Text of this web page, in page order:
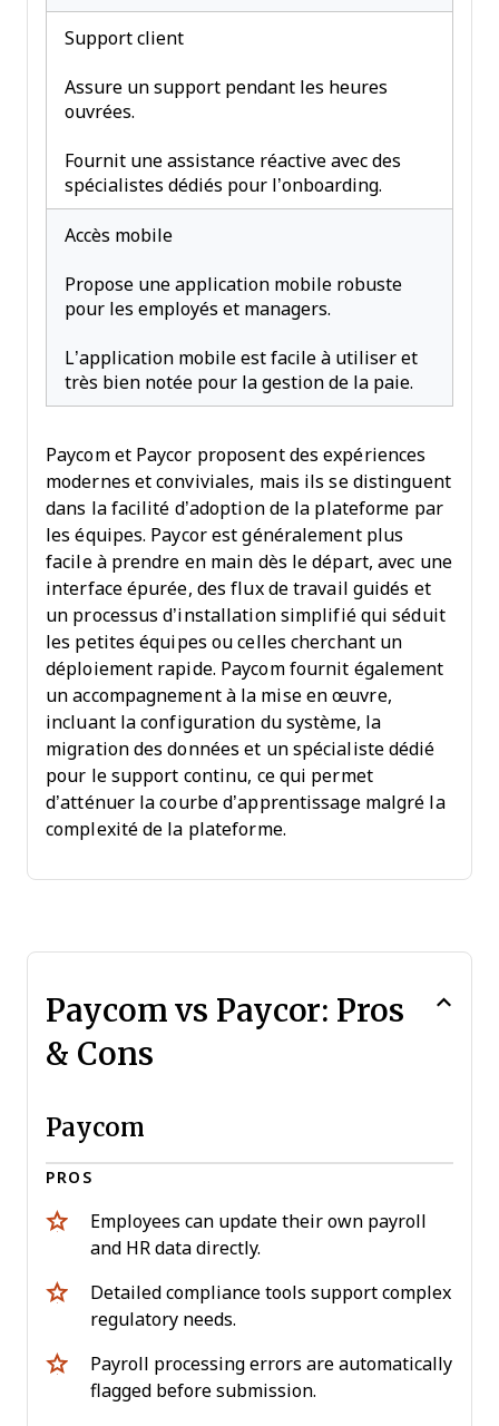
Support client
Assure un support pendant les heures
ouvrées.
Fournit une assistance réactive avec des
spécialistes dédiés pour l’onboarding.
Accès mobile
Propose une application mobile robuste
pour les employés et managers.
L’application mobile est facile à utiliser et
très bien notée pour la gestion de la paie.
Paycom et Paycor proposent des expériences
modernes et conviviales, mais ils se distinguent
dans la facilité d’adoption de la plateforme par
les équipes. Paycor est généralement plus
facile à prendre en main dès le départ, avec une
interface épurée, des flux de travail guidés et
un processus d’installation simplifié qui séduit
les petites équipes ou celles cherchant un
déploiement rapide. Paycom fournit également
un accompagnement à la mise en œuvre,
incluant la configuration du système, la
migration des données et un spécialiste dédié
pour le support continu, ce qui permet
d’atténuer la courbe d’apprentissage malgré la
complexité de la plateforme.
Paycom vs Paycor: Pros
& Cons
Paycom
PROS
Employees can update their own payroll
and HR data directly.
Detailed compliance tools support complex
regulatory needs.
Payroll processing errors are automatically
flagged before submission.